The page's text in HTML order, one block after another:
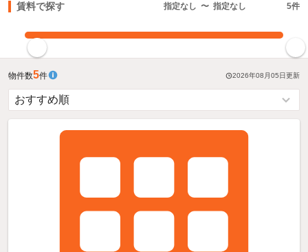
賃料で探す 指定なし 〜 指定なし 5件
物件数5件 2026年08月05日更新